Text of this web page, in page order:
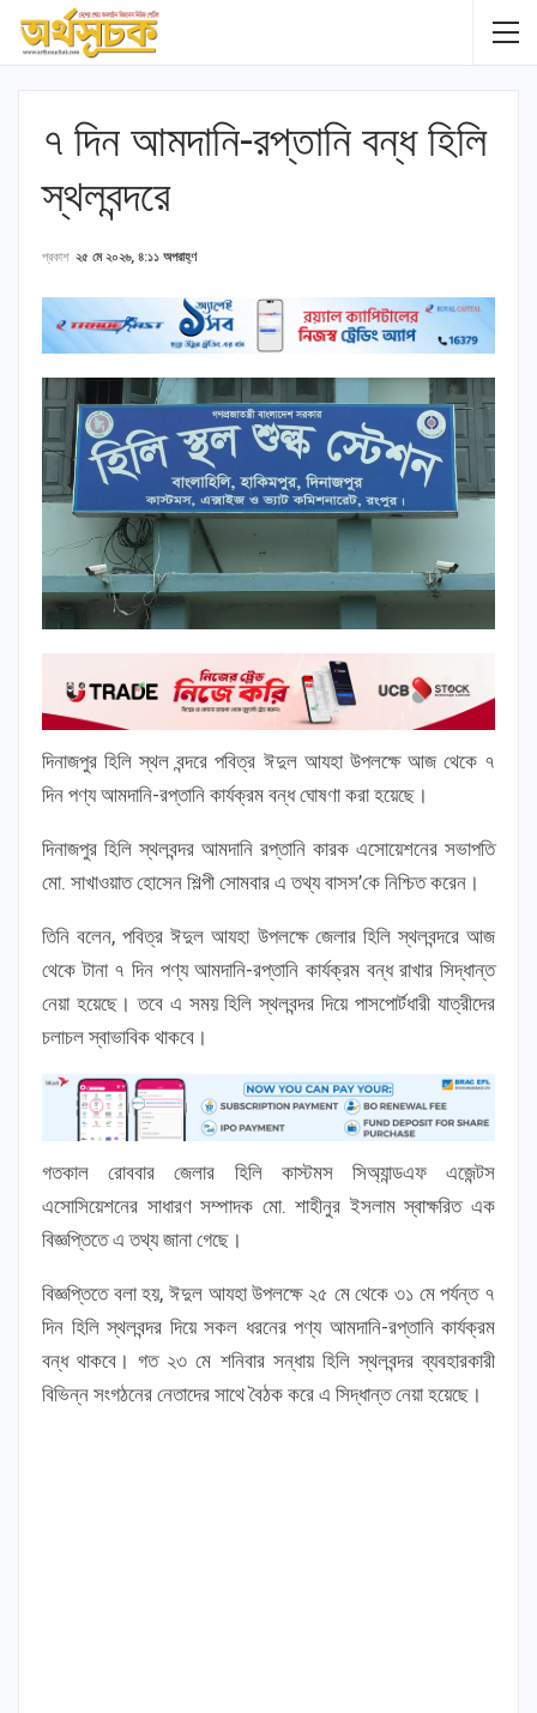
৭ দিন আমদানি-রপ্তানি বন্ধ হিলি
স্থলবন্দরে
প্রকাশ ২৫ মে ২০২৬, ৪:১১ অপরাহ্ণ
দিনাজপুর হিলি স্থল বন্দরে পবিত্র ঈদুল আযহা উপলক্ষে আজ থেকে ৭
দিন পণ্য আমদানি-রপ্তানি কার্যক্রম বন্ধ ঘোষণা করা হয়েছে।
দিনাজপুর হিলি স্থলবন্দর আমদানি রপ্তানি কারক এসোয়েশনের সভাপতি
মো. সাখাওয়াত হোসেন শিল্পী সোমবার এ তথ্য বাসস’কে নিশ্চিত করেন।
তিনি বলেন, পবিত্র ঈদুল আযহা উপলক্ষে জেলার হিলি স্থলবন্দরে আজ
থেকে টানা ৭ দিন পণ্য আমদানি-রপ্তানি কার্যক্রম বন্ধ রাখার সিদ্ধান্ত
নেয়া হয়েছে। তবে এ সময় হিলি স্থলবন্দর দিয়ে পাসপোর্টধারী যাত্রীদের
চলাচল স্বাভাবিক থাকবে।
গতকাল রোববার জেলার হিলি কাস্টমস সিঅ্যান্ডএফ এজেন্টস
এসোসিয়েশনের সাধারণ সম্পাদক মো. শাহীনুর ইসলাম স্বাক্ষরিত এক
বিজ্ঞপ্তিতে এ তথ্য জানা গেছে।
বিজ্ঞপ্তিতে বলা হয়, ঈদুল আযহা উপলক্ষে ২৫ মে থেকে ৩১ মে পর্যন্ত ৭
দিন হিলি স্থলবন্দর দিয়ে সকল ধরনের পণ্য আমদানি-রপ্তানি কার্যক্রম
বন্ধ থাকবে। গত ২৩ মে শনিবার সন্ধায় হিলি স্থলবন্দর ব্যবহারকারী
বিভিন্ন সংগঠনের নেতাদের সাথে বৈঠক করে এ সিদ্ধান্ত নেয়া হয়েছে।